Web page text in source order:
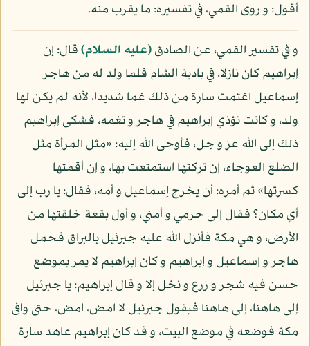
أقول: و روى القمي، في تفسيره: ما يقرب منه.
و في تفسير القمي، عن الصادق(عليه السلام)قال: إن
إبراهيم كان نازلا، في بادية الشام فلما ولد له من هاجر
إسماعيل اغتمت سارة من ذلك غما شديدا، لأنه لم يكن لها
ولد، و كانت تؤذي إبراهيم في هاجر و تغمه، فشكى إبراهيم
ذلك إلى الله عز و جل، فأوحى الله إليه: «مثل المرأة مثل
الضلع العوجاء، إن تركتها استمتعت بها، و إن أقمتها
كسرتها» ثم أمره: أن يخرج إسماعيل و أمه، فقال: يا رب إلى
أي مكان؟ فقال إلى حرمي و أمني، و أول بقعة خلقتها من
الأرض، و هي مكة فأنزل الله عليه جبرئيل بالبراق فحمل
هاجر و إسماعيل و إبراهيم و كان إبراهيم لا يمر بموضع
حسن فيه شجر و زرع و نخل إلا و قال إبراهيم: يا جبرئيل
إلى هاهنا، إلى هاهنا فيقول جبرئيل لا امض، امض، حتى وافى
مكة فوضعه في موضع البيت، و قد كان إبراهيم عاهد سارة